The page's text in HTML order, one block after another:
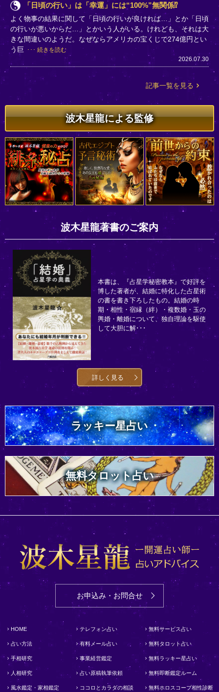
「日頃の行い」は「幸運」には“100%”無関係⁉
よく物事の結果に関して「日頃の行いが良ければ…」とか「日頃
の行いが悪いからだ…」とかいう人がいる。けれども、それは大
きな間違いのようだ。なぜならアメリカの宝くじで274億円とい
う巨
続きを読む
2026.07.30
記事一覧を見る
波木星龍による監修
波木星龍著書のご案内
本書は、『占星学秘密教本』で好評を
博した著者が、結婚に特化した占星術
の書を書き下ろしたもの。結婚の時
期・相性・宿縁（絆）・複数婚・玉の
輿婚・離婚について、独自理論を駆使
して大胆に解･･･
詳しく見る
ラッキー星占い
無料タロット占い
お申込み・お問合せ
HOME
占い方法
手相研究
人相研究
風水鑑定・家相鑑定
テレフォン占い
有料メール占い
事業経営鑑定
占い原稿執筆依頼
ココロとカラダの相談
無料サービス占い
無料タロット占い
無料ラッキー星占い
無料即断鑑定ルーム
無料ホロスコープ相性診断